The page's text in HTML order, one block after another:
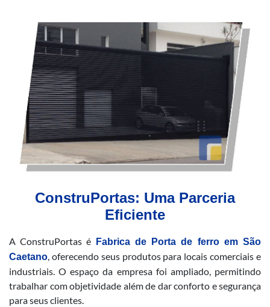
ConstruPortas: Uma Parceria
Eficiente
A ConstruPortas é
Fabrica de Porta de ferro em São
Caetano , oferecendo seus produtos para locais comerciais e
industriais. O espaço da empresa foi ampliado, permitindo
trabalhar com objetividade além de dar conforto e segurança
para seus clientes.